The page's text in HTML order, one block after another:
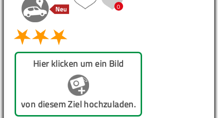
0
Hier klicken um ein Bild
von diesem Ziel hochzuladen.